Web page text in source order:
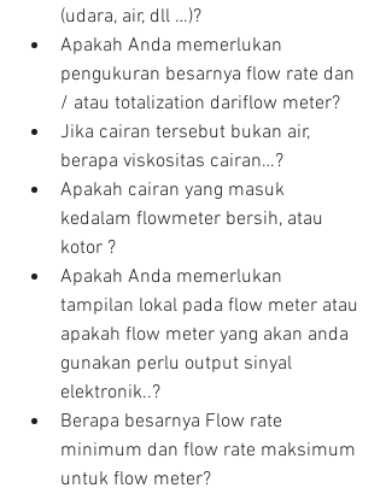
(udara, air, dll …)?
Apakah Anda memerlukan
pengukuran besarnya flow rate dan
/ atau totalization dariflow meter?
Jika cairan tersebut bukan air,
berapa viskositas cairan…?
Apakah cairan yang masuk
kedalam flowmeter bersih, atau
kotor ?
Apakah Anda memerlukan
tampilan lokal pada flow meter atau
apakah flow meter yang akan anda
gunakan perlu output sinyal
elektronik..?
Berapa besarnya Flow rate
minimum dan flow rate maksimum
untuk flow meter?